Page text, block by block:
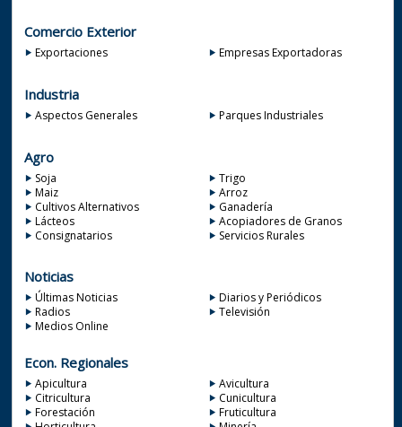
Comercio Exterior
Exportaciones Empresas Exportadoras
Industria
Aspectos Generales Parques Industriales
Agro
Soja
Trigo
Maiz
Arroz
Cultivos Alternativos
Ganadería
Lácteos
Acopiadores de Granos
Consignatarios
Servicios Rurales
Noticias
Últimas Noticias
Diarios y Periódicos
Radios
Televisión
Medios Online
Econ. Regionales
Apicultura
Avicultura
Citricultura
Cunicultura
Forestación
Fruticultura